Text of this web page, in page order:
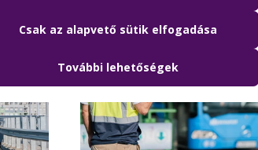
Csak az alapvető sütik elfogadása
További lehetőségek